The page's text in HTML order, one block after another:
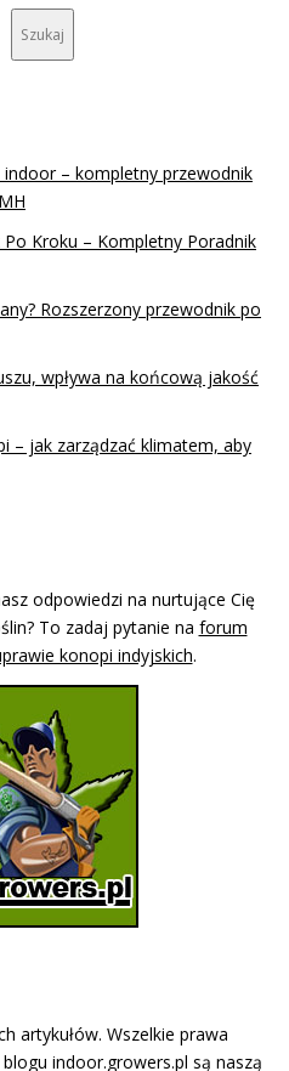
Szukaj
– kompletny przewodnik
Kroku – Kompletny Poradnik
Rozszerzony przewodnik po
wpływa na końcową jakość
– jak zarządzać klimatem, aby
odpowiedzi na nurtujące Cię
To zadaj pytanie na forum
konopi indyjskich.
artykułów. Wszelkie prawa
indoor.growers.pl są naszą